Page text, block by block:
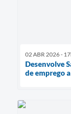
02 ABR 2026 -
Desenvolve
de emprego